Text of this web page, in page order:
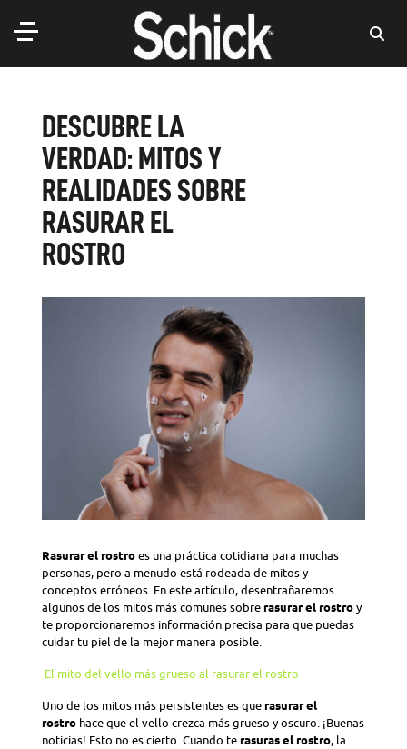
DESCUBRE LA
VERDAD: MITOS Y
REALIDADES SOBRE
RASURAR EL
ROSTRO
Rasurar el rostro es una práctica cotidiana para muchas
personas, pero a menudo está rodeada de mitos y
conceptos erróneos. En este artículo, desentrañaremos
algunos de los mitos más comunes sobre rasurar el rostro y
te proporcionaremos información precisa para que puedas
cuidar tu piel de la mejor manera posible.
El mito del vello más grueso al rasurar el rostro
Uno de los mitos más persistentes es que rasurar el
rostro hace que el vello crezca más grueso y oscuro. ¡Buenas
noticias! Esto no es cierto. Cuando te rasuras el rostro, la